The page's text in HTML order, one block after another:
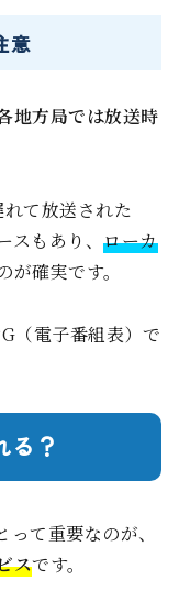
意
地方局では放送時
て放送された
スもあり、ローカ
が確実です。
（電子番組表）で
る？
て重要なのが、
スです。